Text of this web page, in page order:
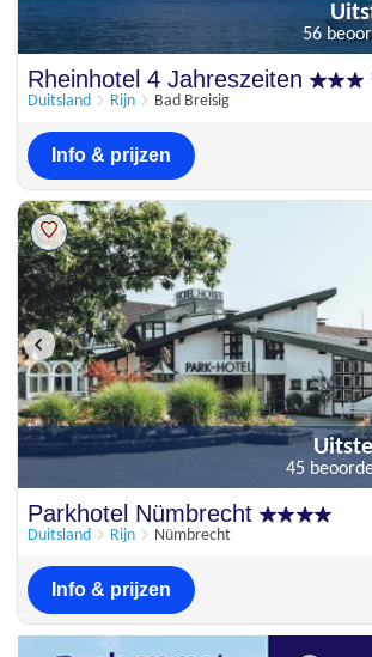
Rheinhotel 4 Jahreszeiten
Duitsland Rijn Bad Breisig
56
Info & prijzen
Parkhotel Nümbrecht
Duitsland Rijn Nümbrecht
45
Info & prijzen